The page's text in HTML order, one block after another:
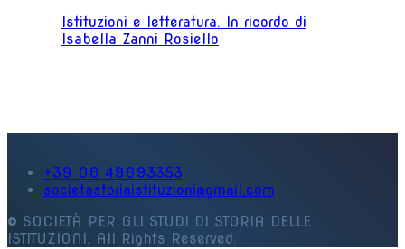
Istituzioni e letteratura. In ricordo di
Isabella Zanni Rosiello
+39 06 49693353
societastoriaistituzioni@gmail.com
© SOCIETÀ PER GLI STUDI DI STORIA DELLE
ISTITUZIONI. All Rights Reserved.